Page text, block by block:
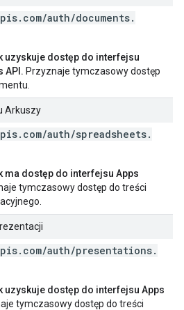
. com/auth/documents.
uzyskuje dostęp do interfejsu
API. Przyznaje tymczasowy dostęp
Arkuszy
. com/auth/spreadsheets.
ma dostęp do interfejsu Apps
tymczasowy dostęp do treści
. com/auth/presentations.
uzyskuje dostęp do interfejsu Apps
tymczasowy dostęp do treści